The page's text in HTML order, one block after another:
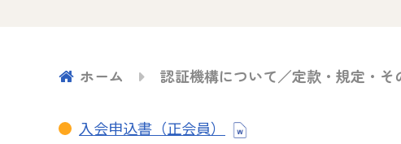
ホーム 認証機構について／定款・規定・そ
入会申込書（正会員）